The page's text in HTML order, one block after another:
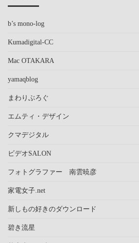
b’s mono-log
Kumadigital-CC
Mac OTAKARA
yamaqblog
まわりぶろぐ
エムティ・デザイン
クマデジタル
ビデオSALON
フォトグラファー 南雲暁彦
家電女子.net
新しもの好きのダウンロード
碧き流星